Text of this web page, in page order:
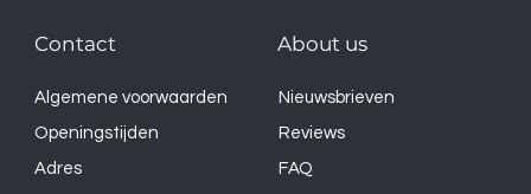
About us
Nieuwsbrieven
Reviews
FAQ
Contact
Algemene voorwaarden
Openingstijden
Adres